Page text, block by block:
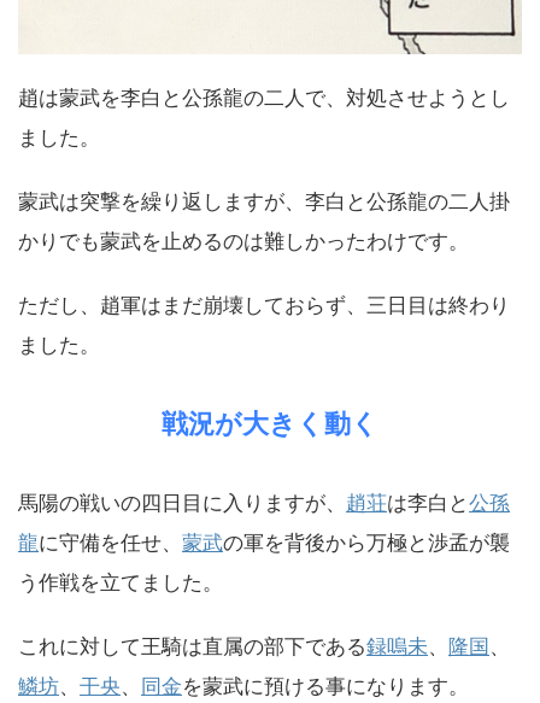
趙は蒙武を李白と公孫龍の二人で、対処させようとし
ました。
蒙武は突撃を繰り返しますが、李白と公孫龍の二人掛
かりでも蒙武を止めるのは難しかったわけです。
ただし、趙軍はまだ崩壊しておらず、三日目は終わり
ました。
戦況が大きく動く
馬陽の戦いの四日目に入りますが、 趙荘は李白と公孫
龍に守備を任せ、 蒙武の軍を背後から万極と渉孟が襲
う作戦を立てました。
これに対して王騎は直属の部下である録嗚未、 隆国 、
鱗坊、 干央、 同金を蒙武に預ける事になります。